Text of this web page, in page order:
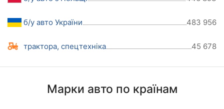
б/у авто України 483 956
трактора, спецтехніка 45 678
Марки авто по країнам